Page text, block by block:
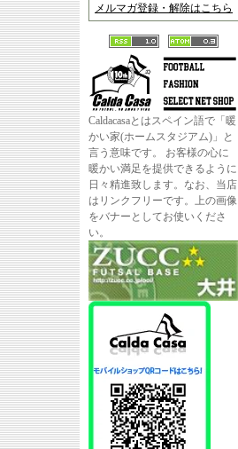
メルマガ登録・解除はこちら
Caldacasaとはスペイン語で「暖
かい家(ホームスタジアム)」と
言う意味です。 お客様の心に
暖かい満足を提供できるように
日々精進致します。なお、当店
はリンクフリーです。上の画像
をバナーとしてお使いくださ
い。